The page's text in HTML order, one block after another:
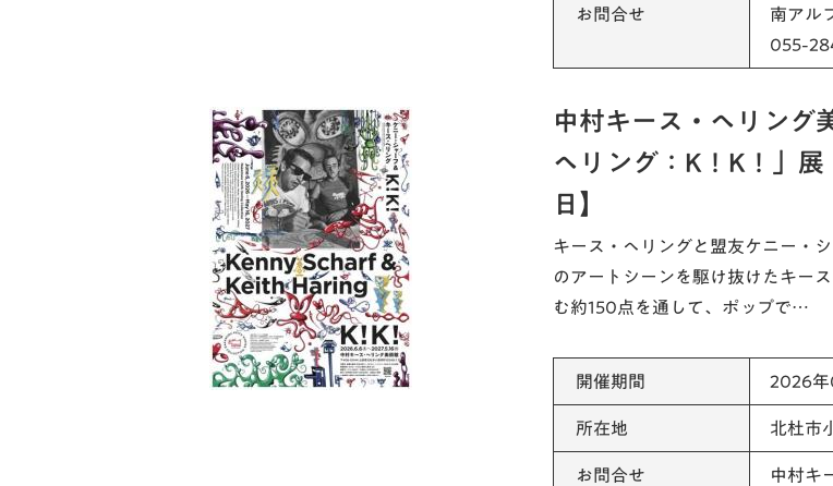
お問合せ
南アル
055-
中村キース・ヘリング
ヘリング：K！K！」
日】
キース・ヘリングと盟友ケニー・
のアートシーンを駆け抜けたキー
む約150点を通して、ポップで…
開催期間 2026年
所在地 北杜市
お問合せ 中村キ